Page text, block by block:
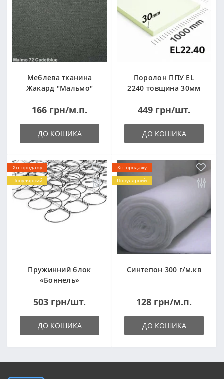
Меблева тканина
Жакард "Мальмо"
166 грн/м.п.
ДО КОШИКА
Поролон ППУ EL
2240 товщина 30мм
(1000x2000мм)
449 грн/шт.
ДО КОШИКА
Хіт продажу
Популярний
Пружинний блок
«Боннель»
503 грн/шт.
ДО КОШИКА
Хіт продажу
Популярний
Синтепон 300 г/м.кв
128 грн/м.п.
ДО КОШИКА